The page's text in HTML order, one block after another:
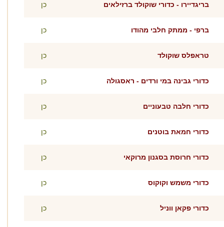
בריגדיירו - כדורי שוקולד ברזילאים כן
ברפי - ממתק חלבי מהודו כן
טראפלס שוקולד כן
כדורי גבינה במי ורדים - ראסגולה כן
כדורי חלבה טבעוניים כן
כדורי חמאת בוטנים כן
כדורי חרוסת בסגנון מרוקאי כן
כדורי משמש וקוקוס כן
כדורי פקאן ווניל כן